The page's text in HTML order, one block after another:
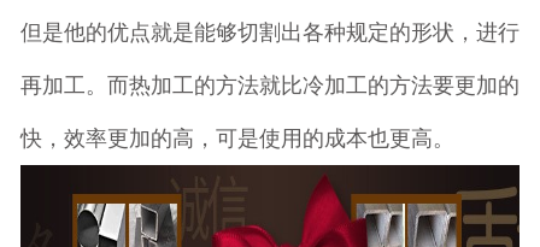
但是他的优点就是能够切割出各种规定的形状，进行
再加工。而热加工的方法就比冷加工的方法要更加的
快，效率更加的高，可是使用的成本也更高。